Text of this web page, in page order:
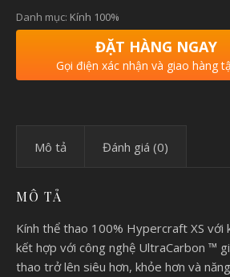
Danh mục: Kính 100%
ĐẶT HÀNG NGAY
Gọi điện xác nhận và giao hàng
Mô tả Đánh giá (0)
MÔ TẢ
Kính thể thao 100% Hypercraft XS với
kết hợp với công nghệ UltraCarbon ™
thao trở lên siêu hơn, khỏe hơn và